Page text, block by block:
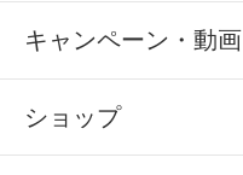
キャンペーン・動画
ショップ